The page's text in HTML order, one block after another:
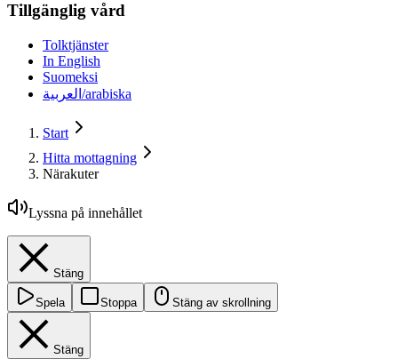
Tillgänglig vård
Tolktjänster
In English
Suomeksi
العربية/arabiska
Start
Hitta mottagning
Närakuter
Lyssna på innehållet
Stäng
Spela Stoppa Stäng av skrollning
Stäng